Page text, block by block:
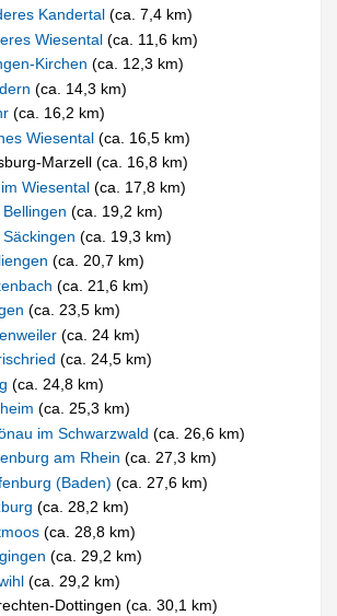
Kandertal(ca. 7,4 km)
Wiesental(ca. 11,6 km)
Kirchen(ca. 12,3 km)
(ca. 14,3 km)
(ca. 16,2 km)
Wiesental(ca. 16,5 km)
Marzell (ca. 16,8 km)
Wiesental(ca. 17,8 km)
Bellingen(ca. 19,2 km)
Säckingen(ca. 19,3 km)
(ca. 20,7 km)
(ca. 21,6 km)
(ca. 23,5 km)
(ca. 24 km)
(ca. 24,5 km)
(ca. 24,8 km)
(ca. 25,3 km)
im Schwarzwald(ca. 26,6 km)
am Rhein(ca. 27,3 km)
(Baden)(ca. 27,6 km)
(ca. 28,2 km)
(ca. 28,8 km)
(ca. 29,2 km)
(ca. 29,2 km)
Dottingen (ca. 30,1 km)